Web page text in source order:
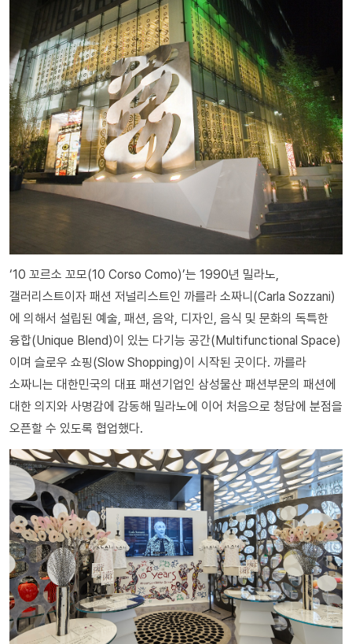
‘10 꼬르소 꼬모(10 Corso Como)’는 1990년 밀라노,
갤러리스트이자 패션 저널리스트인 까를라 소짜니(Carla Sozzani)
에 의해서 설립된 예술, 패션, 음악, 디자인, 음식 및 문화의 독특한
융합(Unique Blend)이 있는 다기능 공간(Multifunctional Space)
이며 슬로우 쇼핑(Slow Shopping)이 시작된 곳이다. 까를라
소짜니는 대한민국의 대표 패션기업인 삼성물산 패션부문의 패션에
대한 의지와 사명감에 감동해 밀라노에 이어 처음으로 청담에 분점을
오픈할 수 있도록 협업했다.